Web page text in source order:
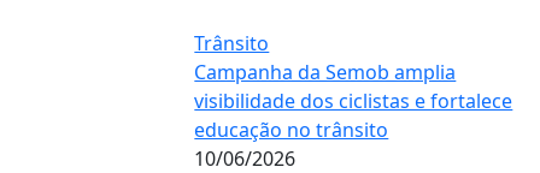
Trânsito
Campanha da Semob amplia
visibilidade dos ciclistas e fortalece
educação no trânsito
10/06/2026